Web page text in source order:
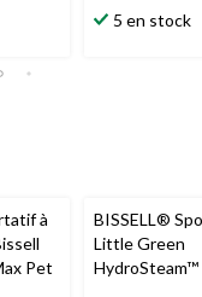
5 en stock
à
Pet
BISSELL®
Little Green